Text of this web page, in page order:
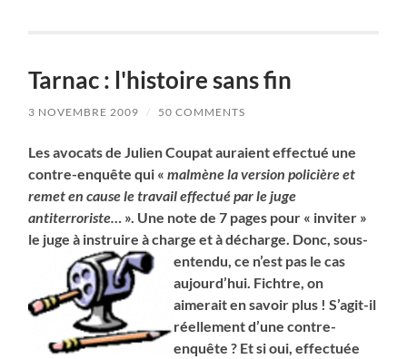
Tarnac : l'histoire sans fin
3 NOVEMBRE 2009 / 50 COMMENTS
Les avocats de Julien Coupat auraient effectué une
contre-enquête qui «malmène la version policière et
remet en cause le travail effectué par le juge
antiterroriste…
». Une note de 7 pages pour « inviter »
le juge à instruire à charge et à décharge. Donc,sous-
entendu, ce n’est pas le cas
aujourd’hui. Fichtre,on
aimerait en savoir plus ! S’agit-il
réellement d’une contre-
enquête ? Et si oui, effectuée